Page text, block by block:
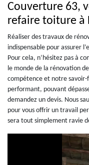
Couverture 63,
refaire toiture à
Réaliser des travaux de
indispensable pour assurer
Pour cela, n’hésitez pas à
le monde de la rénovation
compétence et notre
performant, pouvant
demandez un devis. Nous
pour vous offrir un travail
sera tout simplement ravie